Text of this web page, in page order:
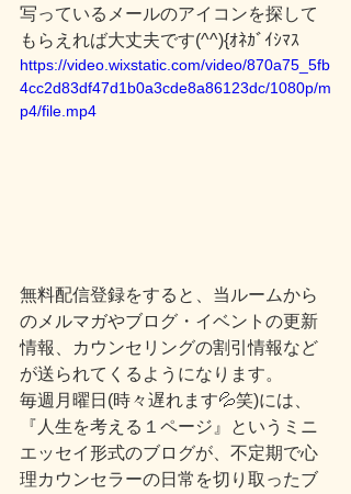
写っているメールのアイコンを探して
もらえれば大丈夫です(^^){ｵﾈｶﾞｲｼﾏｽ
https://video.wixstatic.com/video/870a75_5fb
4cc2d83df47d1b0a3cde8a86123dc/1080p/m
p4/file.mp4
無料配信登録をすると、当ルームから
のメルマガやブログ・イベントの更新
情報、カウンセリングの割引情報など
が送られてくるようになります。
毎週月曜日(時々遅れます💦笑)には、
『人生を考える１ページ』というミニ
エッセイ形式のブログが、不定期で心
理カウンセラーの日常を切り取ったブ